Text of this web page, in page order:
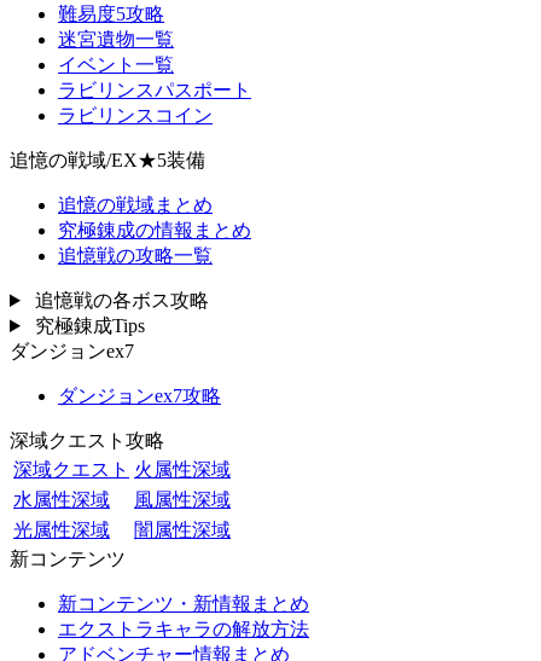
難易度5攻略
迷宮遺物一覧
イベント一覧
ラビリンスパスポート
ラビリンスコイン
追憶の戦域/EX★5装備
追憶の戦域まとめ
究極錬成の情報まとめ
追憶戦の攻略一覧
追憶戦の各ボス攻略
究極錬成Tips
ダンジョンex7
ダンジョンex7攻略
深域クエスト攻略
深域クエスト 火属性深域
水属性深域
風属性深域
光属性深域
闇属性深域
新コンテンツ
新コンテンツ・新情報まとめ
エクストラキャラの解放方法
アドベンチャー情報まとめ